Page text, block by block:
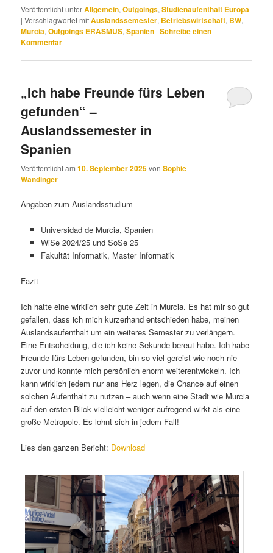
Veröffentlicht unterAllgemein,Outgoings,Studienaufenthalt Europa
|Verschlagwortet mitAuslandssemester, Betriebswirtschaft, BW,
Murcia,Outgoings ERASMUS,Spanien |Schreibe einen
Kommentar
„Ich habe Freunde fürs Leben
gefunden“ –
Auslandssemester in
Spanien
Veröffentlicht am10. September 2025vonSophie
Wandinger
Angaben zum Auslandsstudium
Universidad de Murcia, Spanien
WiSe 2024/25 und SoSe 25
Fakultät Informatik, Master Informatik
Fazit
Ich hatte eine wirklich sehr gute Zeit in Murcia. Es hat mir so gut
gefallen, dass ich mich kurzerhand entschieden habe, meinen
Auslandsaufenthalt um ein weiteres Semester zu verlängern.
Eine Entscheidung, die ich keine Sekunde bereut habe. Ich habe
Freunde fürs Leben gefunden, bin so viel gereist wie noch nie
zuvor und konnte mich persönlich enorm weiterentwickeln. Ich
kann wirklich jedem nur ans Herz legen, die Chance auf einen
solchen Aufenthalt zu nutzen – auch wenn eine Stadt wie Murcia
auf den ersten Blick vielleicht weniger aufregend wirkt als eine
große Metropole. Es lohnt sich in jedem Fall!
Lies den ganzen Bericht: Download